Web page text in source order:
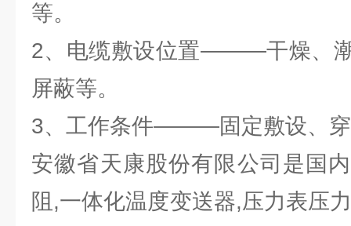
等。
2、电缆敷设位置———干燥、
屏蔽等。
3、工作条件———固定敷设、穿
安徽省天康股份有限公司是国
阻,一体化温度变送器,压力表压